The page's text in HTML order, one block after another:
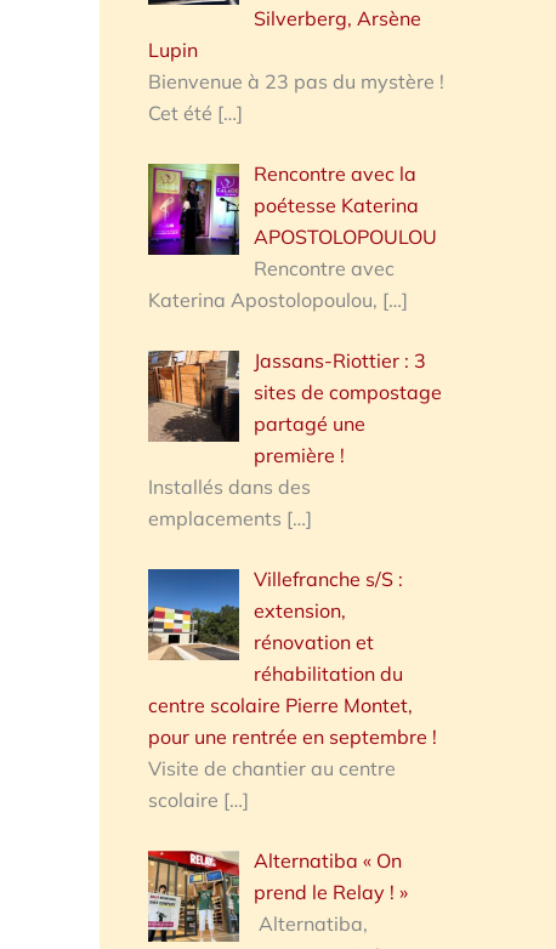
Silverberg, Arsène
Lupin
Bienvenue à 23 pas du mystère !
Cet été […]
Rencontre avec la
poétesse Katerina
APOSTOLOPOULOU
Rencontre avec
Katerina Apostolopoulou, […]
Jassans-Riottier : 3
sites de compostage
partagé une
première !
Installés dans des
emplacements […]
Villefranche s/S :
extension,
rénovation et
réhabilitation du
centre scolaire Pierre Montet,
pour une rentrée en septembre !
Visite de chantier au centre
scolaire […]
Alternatiba « On
prend le Relay ! »
Alternatiba,